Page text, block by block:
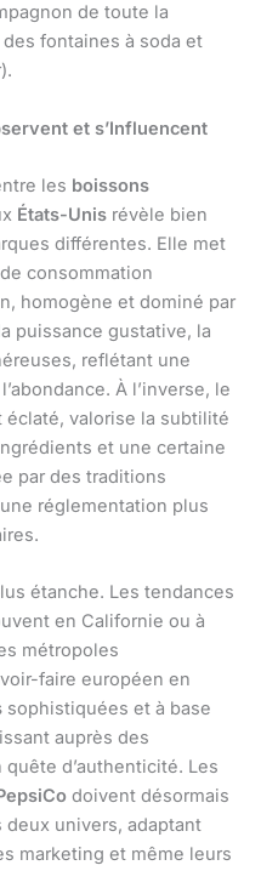
de toute la
fontaines à soda et
et s’Influencent
les boissons
États-Unis révèle bien
différentes. Elle met
consommation
homogène et dominé par
puissance gustative, la
reflétant une
À l’inverse, le
valorise la subtilité
et une certaine
par des traditions
réglementation plus
étanche. Les tendances
en Californie ou à
métropoles
faire européen en
sophistiquées et à base
auprès des
d’authenticité. Les
doivent désormais
univers, adaptant
marketing et même leurs